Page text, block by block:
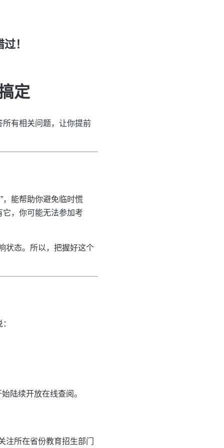
！
定
所有相关问题，让你提前
，能帮助你避免临时慌
它，你可能无法参加考
状态。所以，把握好这个
陆续开放在线查阅。
所在省份教育招生部门